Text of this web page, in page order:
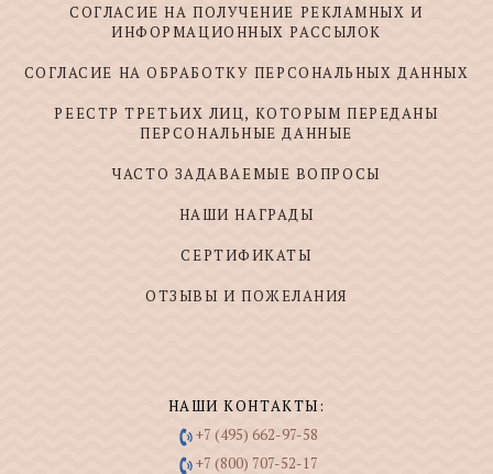
СОГЛАСИЕ НА ПОЛУЧЕНИЕ РЕКЛАМНЫХ И
ИНФОРМАЦИОННЫХ РАССЫЛОК
СОГЛАСИЕ НА ОБРАБОТКУ ПЕРСОНАЛЬНЫХ ДАННЫХ
РЕЕСТР ТРЕТЬИХ ЛИЦ, КОТОРЫМ ПЕРЕДАНЫ
ПЕРСОНАЛЬНЫЕ ДАННЫЕ
ЧАСТО ЗАДАВАЕМЫЕ ВОПРОСЫ
НАШИ НАГРАДЫ
СЕРТИФИКАТЫ
ОТЗЫВЫ И ПОЖЕЛАНИЯ
НАШИ КОНТАКТЫ:
+7 (495) 662-97-58
+7 (800) 707-52-17